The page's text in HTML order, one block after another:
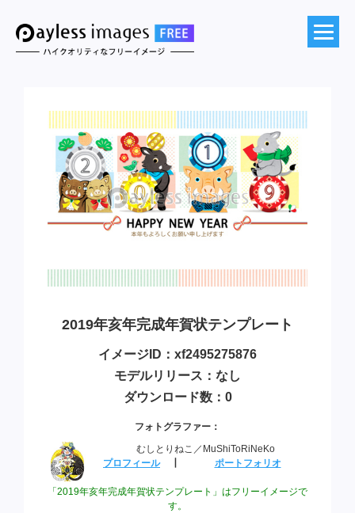
2019年亥年完成年賀状テンプレート
イメージID：xf2495275876
モデルリリース：なし
ダウンロード数：0
フォトグラファー：
むしとりねこ／MuShiToRiNeKo
プロフィール
ポートフォリオ
「2019年亥年完成年賀状テンプレート」はフリーイメージで
す。